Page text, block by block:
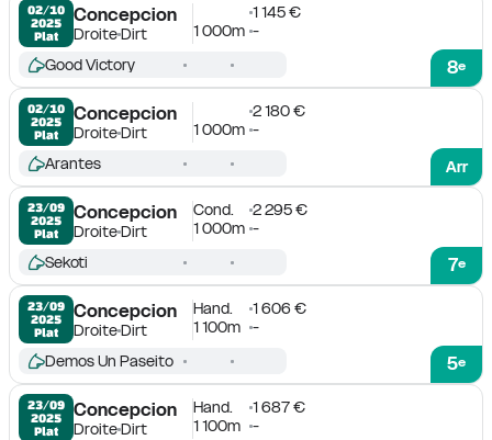
02/10
2025
Plat
Concepcion
DroiteDirt
1 145 €
1 000m -
8e
Good Victory
02/10
2025
Plat
Concepcion
DroiteDirt
2 180 €
1 000m -
Arr
Arantes
23/09
2025
Plat
Concepcion
DroiteDirt
Cond.
2 295 €
1 000m -
7e
Sekoti
23/09
2025
Plat
Concepcion
DroiteDirt
Hand.
1 606 €
1 100m
-
5e
Demos Un Paseito
23/09
2025
Plat
Concepcion
DroiteDirt
Hand.
1 687 €
1 100m
-